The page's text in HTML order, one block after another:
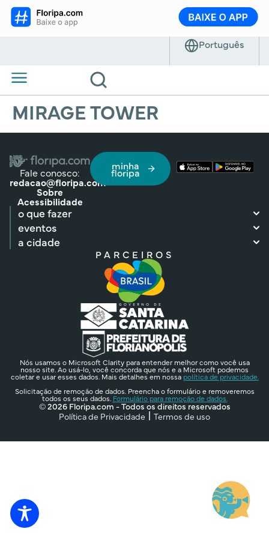
MIRAGE TOWER
Fale conosco:
redacao@floripa.com
Sobre
Acessibilidade
minha
floripa
o que fazer
eventos
a cidade
PARCEIROS
Nós usamos o Microsoft Clarity para entender melhor como você usa
nosso site. Ao usá-lo, você concorda que nós e a Microsoft podemos
coletar e usar esses dados. Mais detalhes em nossa política de privacidade.
Solicitação de remoção de dados. Preencha o formulário e removeremos
todos os seus dados. Formulário para remoção de dados.
© 2026 Floripa.com - Todos os direitos reservados
Política de Privacidade
Termos de uso